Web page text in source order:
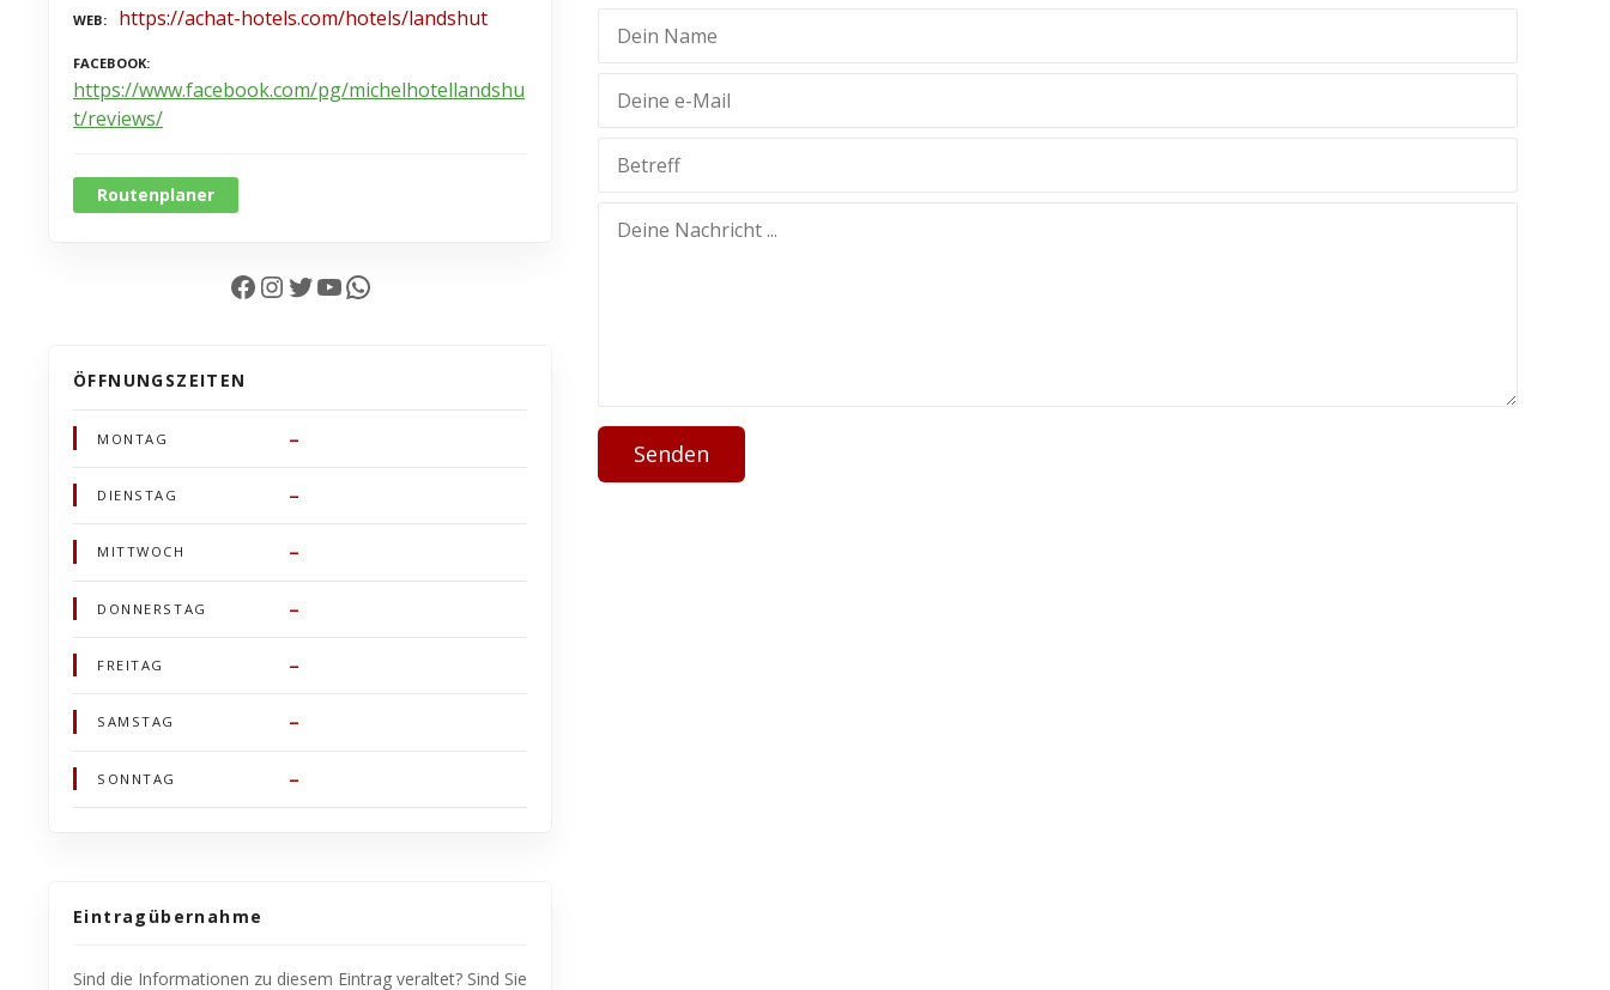
WEB https://achat-hotels.com/hotels/landshut
FACEBOOK
https://www.facebook.com/pg/michelhotellandshu
t/reviews/
Routenplaner
Facebook InstagramTwitter YouTube WhatsApp
ÖFFNUNGSZEITEN
MONTAG –
DIENSTAG –
MITTWOCH –
DONNERSTAG –
FREITAG –
SAMSTAG –
SONNTAG –
Eintragübernahme
Sind die Informationen zu diesem Eintrag veraltet? Sind Sie
Senden